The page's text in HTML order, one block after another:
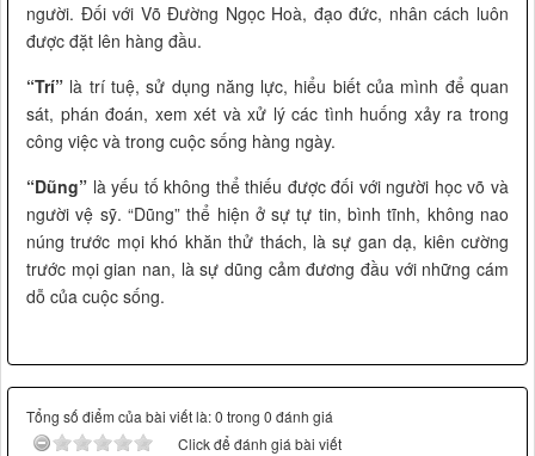
người. Đối với Võ Đường Ngọc Hoà, đạo đức, nhân cách luôn
được đặt lên hàng đầu.
“Trí” là trí tuệ, sử dụng năng lực, hiểu biết của mình để quan
sát, phán đoán, xem xét và xử lý các tình huống xảy ra trong
công việc và trong cuộc sống hàng ngày.
“Dũng” là yếu tố không thể thiếu được đối với người học võ và
người vệ sỹ. “Dũng” thể hiện ở sự tự tin, bình tĩnh, không nao
núng trước mọi khó khăn thử thách, là sự gan dạ, kiên cường
trước mọi gian nan, là sự dũng cảm đương đầu với những cám
dỗ của cuộc sống.
Tổng số điểm của bài viết là: 0 trong 0 đánh giá
Click để đánh giá bài viết